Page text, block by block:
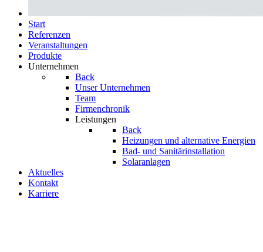
Start
Referenzen
Veranstal­tungen
Produkte
Unternehmen
Back
Unser Unternehmen
Team
Firmenchronik
Leistungen
Back
Heizungen und alternative Energien
Bad- und Sanitär­­instal­­lation
Solaranlagen
Aktuelles
Kontakt
Karriere